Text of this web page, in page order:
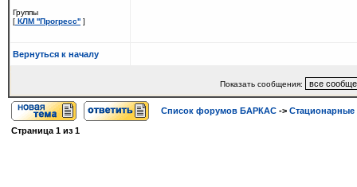
Группы
[ КЛМ ''Прогресс'' ]
Вернуться к началу
Показать сообщения:
Список форумов БАРКАС -> Стационарные
Страница 1 из 1